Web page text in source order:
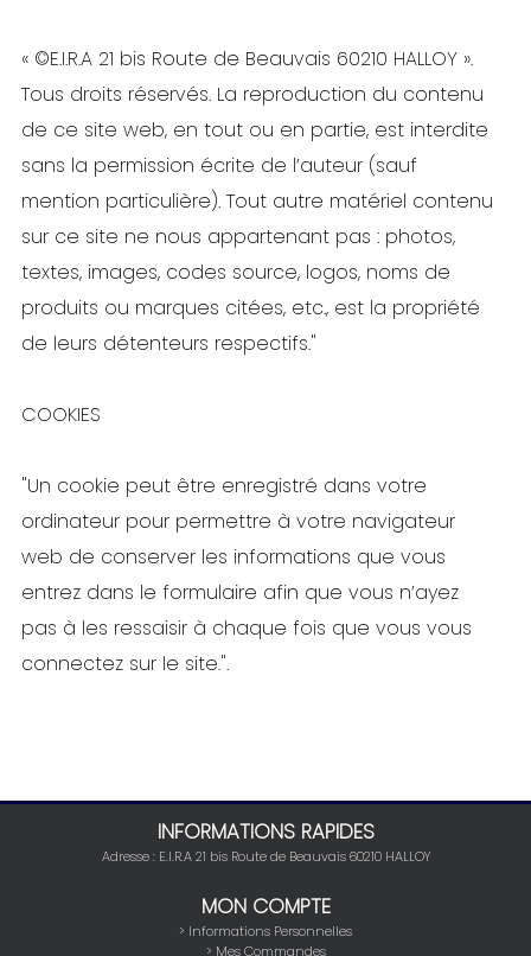
« ©E.I.R.A 21 bis Route de Beauvais 60210 HALLOY ».
Tous droits réservés. La reproduction du contenu
de ce site web, en tout ou en partie, est interdite
sans la permission écrite de l’auteur (sauf
mention particulière). Tout autre matériel contenu
sur ce site ne nous appartenant pas : photos,
textes, images, codes source, logos, noms de
produits ou marques citées, etc., est la propriété
de leurs détenteurs respectifs."
COOKIES
"Un cookie peut être enregistré dans votre
ordinateur pour permettre à votre navigateur
web de conserver les informations que vous
entrez dans le formulaire afin que vous n’ayez
pas à les ressaisir à chaque fois que vous vous
connectez sur le site.".
INFORMATIONS RAPIDES
Adresse : E.I.R.A 21 bis Route de Beauvais 60210 HALLOY
MON COMPTE
> Informations Personnelles
> Mes Commandes